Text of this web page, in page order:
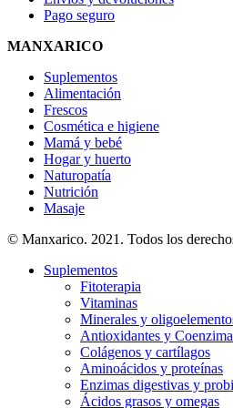
Pago seguro
MANXARICO
Suplementos
Alimentación
Frescos
Cosmética e higiene
Mamá y bebé
Hogar y huerto
Naturopatía
Nutrición
Masaje
© Manxarico. 2021. Todos los
Suplementos
Fitoterapia
Vitaminas
Minerales y
Antioxidantes y
Colágenos y cartílagos
Aminoácidos y proteínas
Enzimas digestivas y
Ácidos grasos y omegas